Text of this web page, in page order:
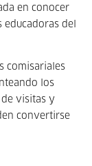
en conocer
educadoras del
comisariales
los
visitas y
convertirse